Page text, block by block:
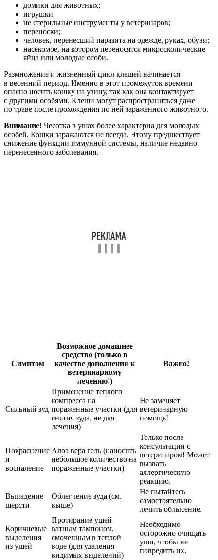
домики для животных;
игрушки;
не стерильные инструменты у ветеринаров;
переноски;
человек, перенесший паразита на одежде, руках, обуви;
насекомое, на котором переносятся микроскопические
яйца или молодые особи.
Размножение и жизненный цикл клещей начинается
в весенний период. Именно в этот промежуток времени
опасно носить кошку на улицу, так как она контактирует
с другими особями. Клещи могут распространиться даже
по траве после прохождения по ней зараженного животного.
Внимание! Чесотка в ушах более характерна для молодых
особей. Кошки заражаются не всегда. Этому предшествует
снижение функции иммунной системы, наличие недавно
перенесенного заболевания.
Симптом
Возможное домашнее
средство (только в
качестве дополнения к
ветеринарному
лечению!)
Важно!
Сильный зуд
Применение теплого
компресса на
пораженные участки (для
снятия зуда, не для
лечения)
Не заменяет
ветеринарную
помощь!
Покраснение
и
воспаление
Алоэ вера гель (наносить
небольшое количество на
пораженные участки)
Только после
консультации с
ветеринаром! Может
вызвать
аллергическую
реакцию.
Выпадение
шерсти
Облегчение зуда (см.
выше)
Не пытайтесь
самостоятельно
лечить облысение.
Коричневые
выделения
из ушей
Протирание ушей
ватным тампоном,
смоченным в теплой
воде (для удаления
видимых выделений)
Необходимо
осторожно очищать
уши, чтобы не
повредить их.